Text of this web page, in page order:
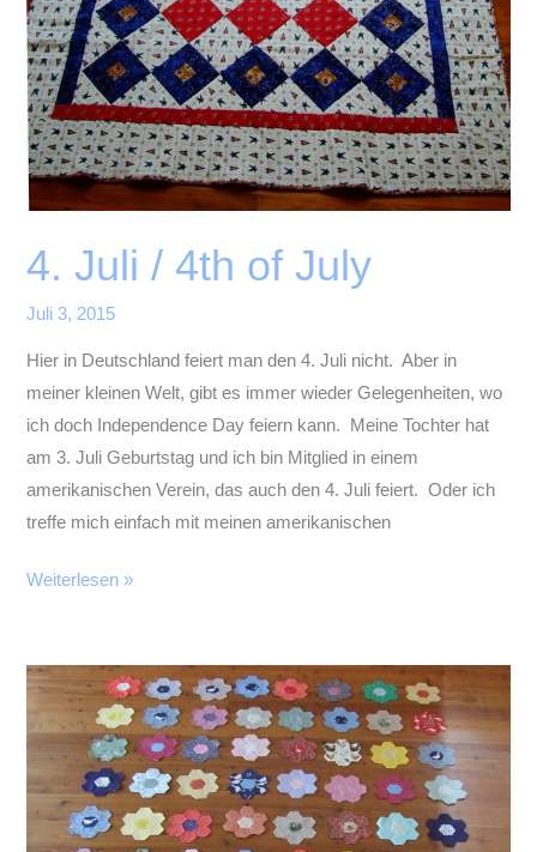
4. Juli / 4th of July
Juli 3, 2015
Hier in Deutschland feiert man den 4. Juli nicht. Aber in
meiner kleinen Welt, gibt es immer wieder Gelegenheiten, wo
ich doch Independence Day feiern kann. Meine Tochter hat
am 3. Juli Geburtstag und ich bin Mitglied in einem
amerikanischen Verein, das auch den 4. Juli feiert. Oder ich
treffe mich einfach mit meinen amerikanischen
4.
4th
of
Weiterlesen »